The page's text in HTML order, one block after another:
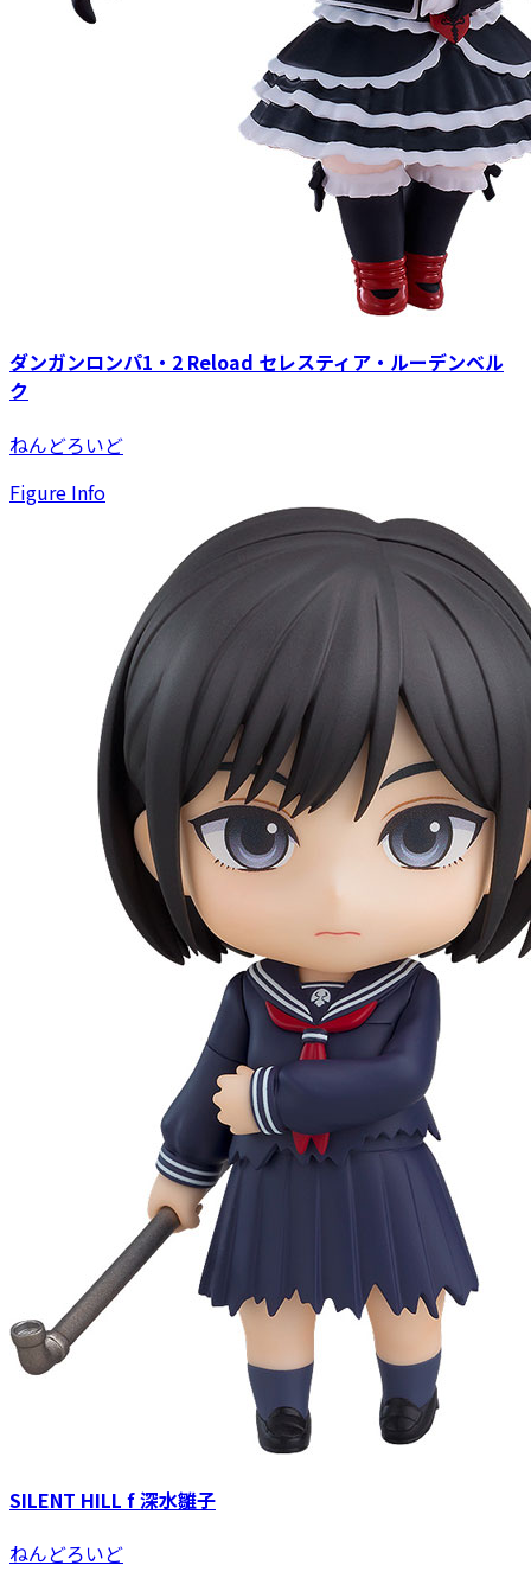
ダンガンロンパ1・2 Reload セレスティア・ルーデンベル
ク
ねんどろいど
Figure Info
SILENT HILL f 深水雛子
ねんどろいど